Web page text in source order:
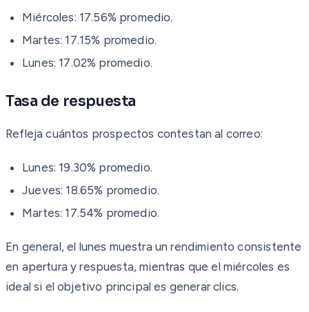
Miércoles: 17.56% promedio.
Martes: 17.15% promedio.
Lunes: 17.02% promedio.
Tasa de respuesta
Refleja cuántos prospectos contestan al correo:
Lunes: 19.30% promedio.
Jueves: 18.65% promedio.
Martes: 17.54% promedio.
En general, el lunes muestra un rendimiento consistente
en apertura y respuesta, mientras que el miércoles es
ideal si el objetivo principal es generar clics.